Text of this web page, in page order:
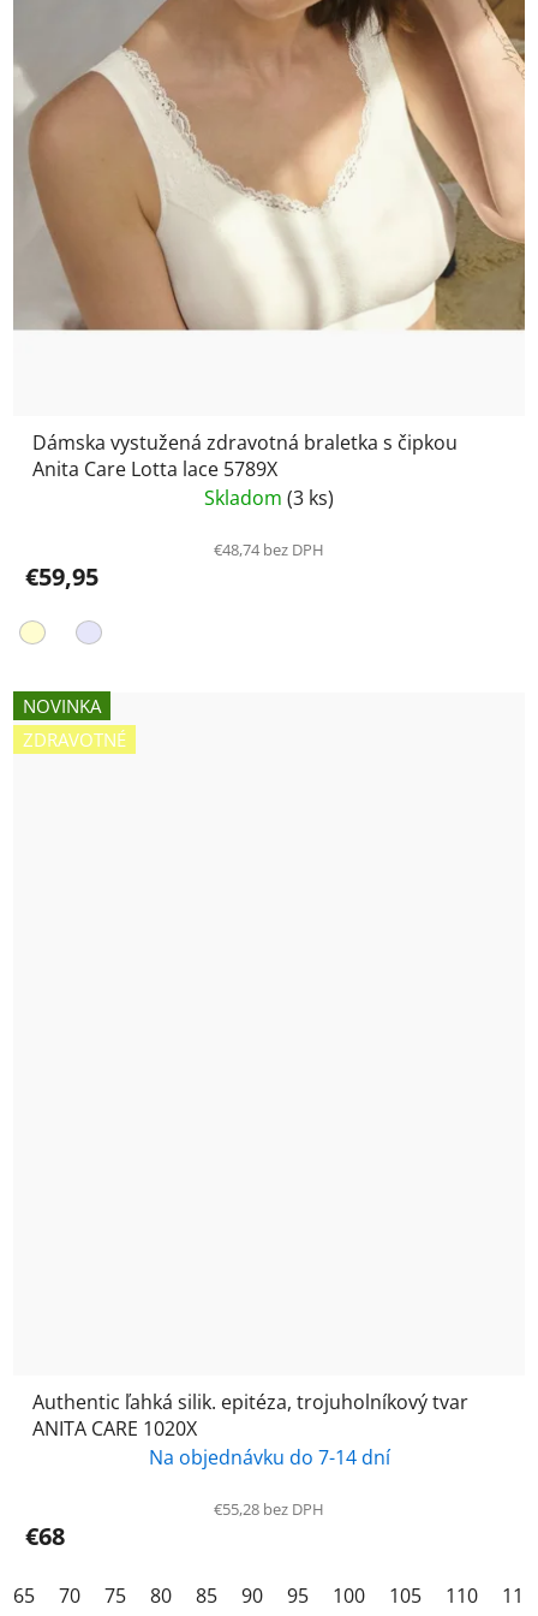
Dámska vystužená zdravotná braletka s čipkou
Anita Care Lotta lace 5789X
Skladom (3 ks)
€48,74 bez DPH
€59,95
NOVINKA
ZDRAVOTNÉ
Authentic ľahká silik. epitéza, trojuholníkový tvar
ANITA CARE 1020X
Na objednávku do 7-14 dní
€55,28 bez DPH
€68
65 70 75 80 85 90 95 100 105 110 115